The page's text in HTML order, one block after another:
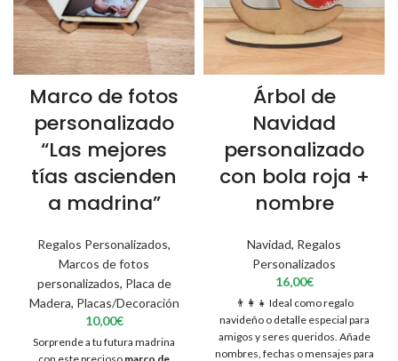
Marco de fotos
personalizado
“Las mejores
tías ascienden
a madrina”
Regalos Personalizados,
Marcos de fotos
personalizados, Placa de
Madera, Placas/Decoración
10,00€
Sorprende a tu futura madrina
Árbol de
Navidad
personalizado
con bola roja +
nombre
Navidad, Regalos
Personalizados
16,00€
👨‍👩‍👧 Ideal como regalo
navideño o detalle especial para
amigos y seres queridos. Añade
nombres, fechas o mensajes para